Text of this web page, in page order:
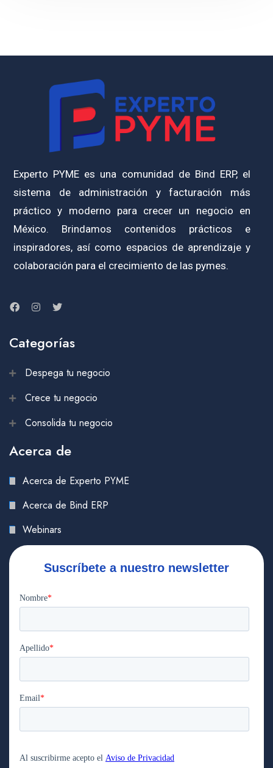
Experto PYME es una comunidad de Bind ERP, el
sistema de administración y facturación más
práctico y moderno para crecer un negocio en
México. Brindamos contenidos prácticos e
inspiradores, así como espacios de aprendizaje y
colaboración para el crecimiento de las pymes.
Categorías
Despega tu negocio
Crece tu negocio
Consolida tu negocio
Acerca de
Acerca de Experto PYME
Acerca de Bind ERP
Webinars
Suscríbete a nuestro newsletter